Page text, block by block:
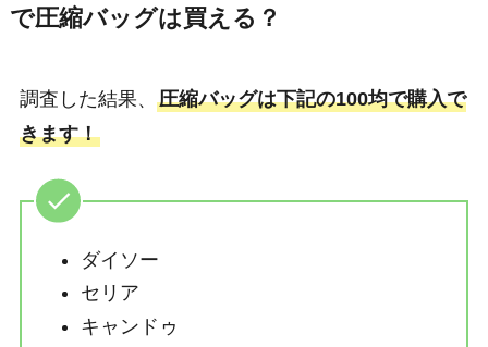
で圧縮バッグは買える？
調査した結果、 圧縮バッグは下記の100均で購入で
きます！
ダイソー
セリア
キャンドゥ